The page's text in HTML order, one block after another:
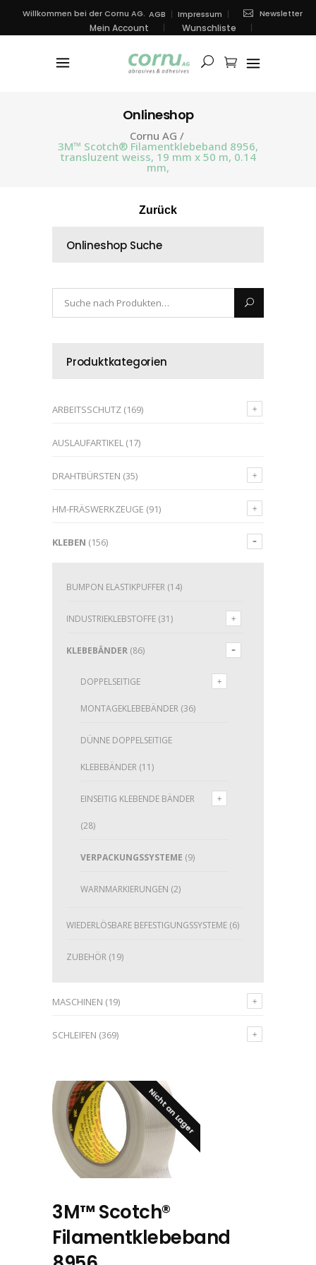
Willkommen bei der Cornu AG. AGB Impressum Newsletter
Mein Account Wunschliste
Onlineshop
Cornu AG /
3M™ Scotch® Filamentklebeband 8956,
transluzent weiss, 19 mm x 50 m, 0.14
mm,
Zurück
Onlineshop Suche
Produktkategorien
ARBEITSSCHUTZ (169)
AUSLAUFARTIKEL (17)
DRAHTBÜRSTEN (35)
HM-FRÄSWERKZEUGE (91)
KLEBEN (156)
BUMPON ELASTIKPUFFER (14)
INDUSTRIEKLEBSTOFFE (31)
KLEBEBÄNDER (86)
DOPPELSEITIGE
MONTAGEKLEBEBÄNDER (36)
DÜNNE DOPPELSEITIGE
KLEBEBÄNDER (11)
EINSEITIG KLEBENDE BÄNDER
(28)
VERPACKUNGSSYSTEME (9)
WARNMARKIERUNGEN (2)
WIEDERLÖSBARE BEFESTIGUNGSSYSTEME (6)
ZUBEHÖR (19)
MASCHINEN (19)
SCHLEIFEN (369)
Nicht an Lager
3M™ Scotch®
Filamentklebeband